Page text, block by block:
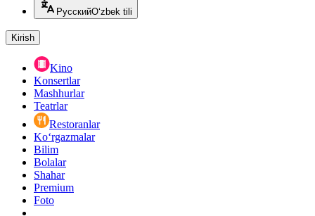
РусскийO‘zbek tili
Kirish
Kino
Konsertlar
Mashhurlar
Teatrlar
Restoranlar
Ko‘rgazmalar
Bilim
Bolalar
Shahar
Premium
Foto